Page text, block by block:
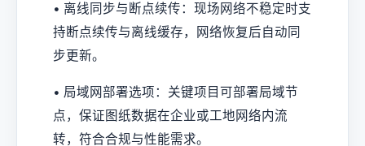
• 离线同步与断点续传：现场网络不稳定时支
持断点续传与离线缓存，网络恢复后自动同
步更新。
• 局域网部署选项：关键项目可部署局域节
点，保证图纸数据在企业或工地网络内流
转，符合合规与性能需求。